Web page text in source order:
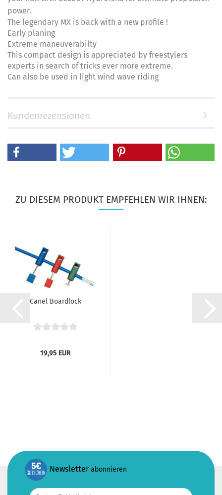
power.
The legendary MX is back with a new profile !
Early planing
Extreme maneuverabilty
This compact design is appreciated by freestylers
experts in search of tricks ever more extreme.
Can also be used in light wind wave riding
Kundenrezensionen
ZU DIESEM PRODUKT EMPFEHLEN WIR IHNEN:
Canel Boardlock
19,95 EUR
Newsletter abonnieren